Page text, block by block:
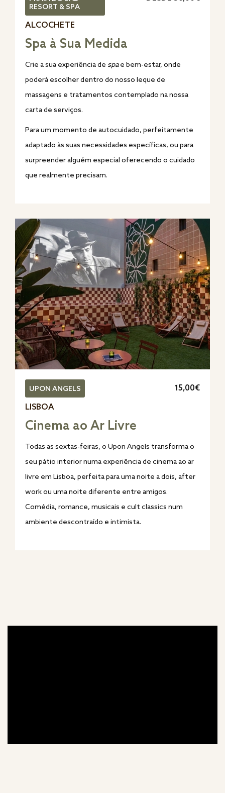
RESORT & SPA
ALCOCHETE
Spa à Sua Medida
Crie a sua experiência de spae bem-estar, onde
poderá escolher dentro do nosso leque de
massagens e tratamentos contemplado na nossa
carta de serviços.
Para um momento de autocuidado, perfeitamente
adaptado às suas necessidades específicas, ou para
surpreender alguém especial oferecendo o cuidado
que realmente precisam.
UPON ANGELS
15,00€
LISBOA
Cinema ao Ar Livre
Todas as sextas-feiras, o Upon Angels transforma o
seu pátio interior numa experiência de cinema ao ar
livre em Lisboa, perfeita para uma noite a dois, after
work ou uma noite diferente entre amigos.
Comédia, romance, musicais e cult classics num
ambiente descontraído e intimista.